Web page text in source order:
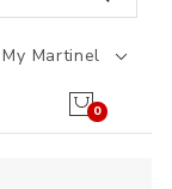
My Martinel
0